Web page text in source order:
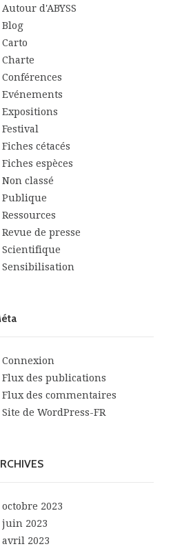
Autour d'ABYSS
Blog
Carto
Charte
Conférences
Evénements
Expositions
Festival
Fiches cétacés
Fiches espèces
Non classé
Publique
Ressources
Revue de presse
Scientifique
Sensibilisation
Connexion
Flux des publications
Flux des commentaires
Site de WordPress-FR
octobre 2023
juin 2023
avril 2023